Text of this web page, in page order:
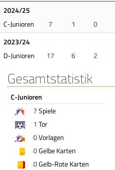
2024/25
C-Junioren
7 1 0
2023/24
D-Junioren
17 6 2
Gesamtstatistik
C-Junioren
7Spiele
1 Tor
0Vorlagen
0Gelbe Karten
0Gelb-Rote Karten